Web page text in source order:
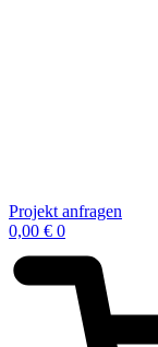
Projekt anfragen
0,00 € 0